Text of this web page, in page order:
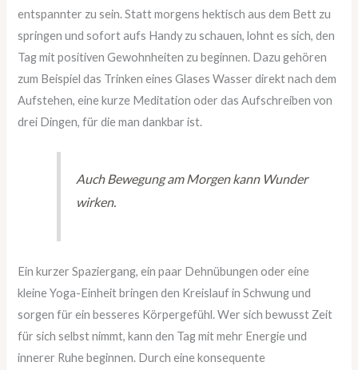
entspannter zu sein. Statt morgens hektisch aus dem Bett zu
springen und sofort aufs Handy zu schauen, lohnt es sich, den
Tag mit positiven Gewohnheiten zu beginnen. Dazu gehören
zum Beispiel das Trinken eines Glases Wasser direkt nach dem
Aufstehen, eine kurze Meditation oder das Aufschreiben von
drei Dingen, für die man dankbar ist.
Auch Bewegung am Morgen kann Wunder
wirken.
Ein kurzer Spaziergang, ein paar Dehnübungen oder eine
kleine Yoga-Einheit bringen den Kreislauf in Schwung und
sorgen für ein besseres Körpergefühl. Wer sich bewusst Zeit
für sich selbst nimmt, kann den Tag mit mehr Energie und
innerer Ruhe beginnen. Durch eine konsequente